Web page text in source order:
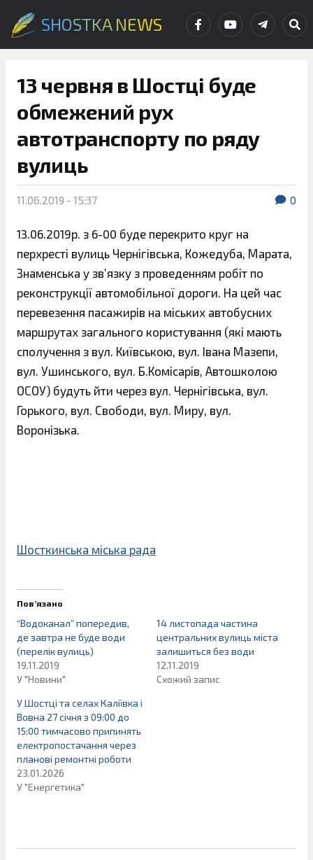
SHOSTKA NEWS
13 червня в Шостці буде
обмежений рух
автотранспорту по ряду
вулиць
11.06.2019 - 15:37 0
13.06.2019р. з 6-00 буде перекрито круг на
перхресті вулиць Чернігівська, Кожедуба, Марата,
Знаменська у зв’язку з проведенням робіт по
реконструкції автомобільної дороги. На цей час
перевезення пасажирів на міських автобусних
маршрутах загального користування (які мають
сполучення з вул. Київською, вул. Івана Мазепи,
вул. Ушинського, вул. Б.Комісарів, Автошколою
ОСОУ) будуть йти через вул. Чернігівська, вул.
Горького, вул. Свободи, вул. Миру, вул.
Воронізька.
Шосткинська міська рада
Пов’язано
“Водоканал” попередив,
де завтра не буде води
(перелік вулиць)
19.11.2019
У "Новини"
14 листопада частина
центральних вулиць міста
залишиться без води
12.11.2019
Схожий запис
У Шостці та селах Каліївка і
Вовна 27 січня з 09:00 до
15:00 тимчасово припинять
електропостачання через
планові ремонтні роботи
23.01.2026
У "Енергетика"